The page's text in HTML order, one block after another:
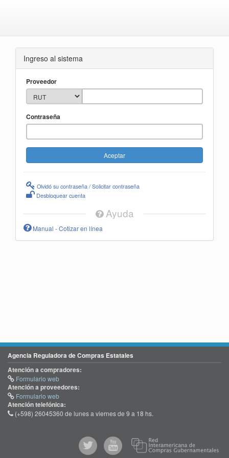
Ingreso al sistema
Proveedor
Contraseña
Olvidó su contraseña / Solicitar contraseña
Desbloquear cuenta
Ayuda
Manual - Cotizar en línea
Agencia Reguladora de Compras Estatales
Atención a compradores:
Formulario web
Atención a proveedores:
Formulario web
Atención telefónica:
(+598) 26045360 de lunes a viernes de 9 a 18 hs.
@comprasgubuy
ACCE